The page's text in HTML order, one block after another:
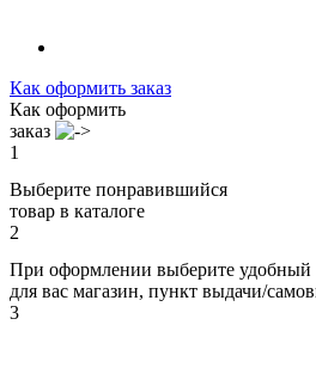
Как оформить заказ
Как оформить
заказ
1
Выберите понравившийся
товар в каталоге
2
При оформлении выберите удобный
для вас магазин, пункт выдачи/
3